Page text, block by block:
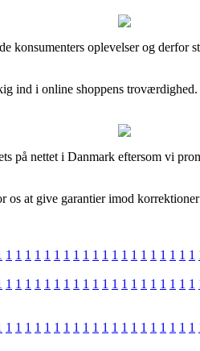
oplevelser og
ind i online shoppens
på nettet i Danmark eftersom vi
at give garantier imod
1 1 1 1 1 1 1 1 1 1 1 1 1 1 1 1 1 1 1 1
1 1 1 1 1 1 1 1 1 1 1 1 1 1 1 1 1 1 1 1
1 1 1 1 1 1 1 1 1 1 1 1 1 1 1 1 1 1 1 1